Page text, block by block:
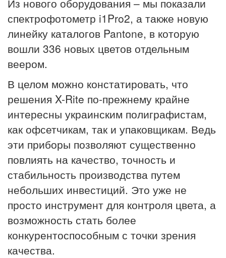
спектрофотометр i1Pro2, а также новую
линейку каталогов Pantone, в которую
вошли 336 новых цветов отдельным
веером.
В целом можно констатировать, что
решения X-Rite по-прежнему крайне
интересны украинским полиграфистам,
как офсетчикам, так и упаковщикам. Ведь
эти приборы позволяют существенно
повлиять на качество, точность и
стабильность производства путем
небольших инвестиций. Это уже не
просто инструмент для контроля цвета, а
возможность стать более
конкурентоспособным с точки зрения
качества.